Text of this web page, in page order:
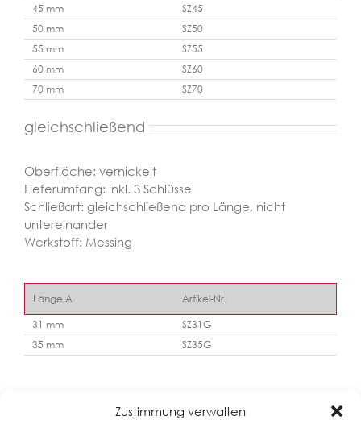
Zustimmung verwalten
45 mm
SZ45
50 mm
SZ50
55 mm
SZ55
60 mm
SZ60
70 mm
SZ70
gleichschließend
Oberfläche: vernickelt
Lieferumfang: inkl. 3 Schlüssel
Schließart: gleichschließend pro Länge, nicht
untereinander
Werkstoff: Messing
Länge A
Artikel-Nr.
31 mm
SZ31G
35 mm
SZ35G